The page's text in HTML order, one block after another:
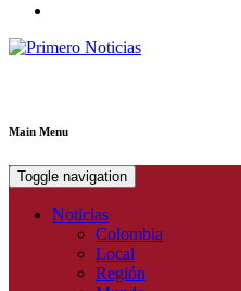
Main Menu
Toggle navigation
Noticias
Colombia
Local
Región